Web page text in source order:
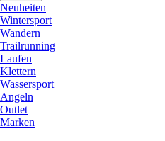
Neuheiten
Wintersport
Wandern
Trailrunning
Laufen
Klettern
Wassersport
Angeln
Outlet
Marken